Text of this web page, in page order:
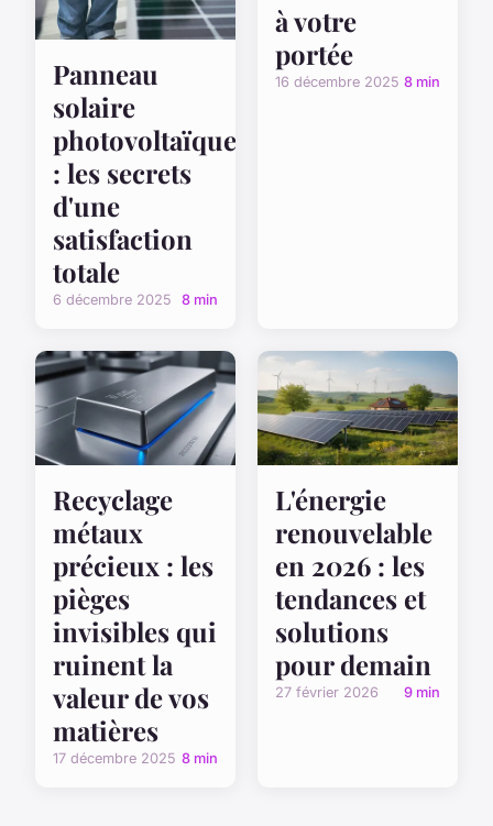
Panneau
solaire
photovoltaïque
: les secrets
d'une
satisfaction
totale
6 décembre 2025 8 min
à votre
portée
16 décembre 2025 8 min
Recyclage
métaux
précieux : les
pièges
invisibles qui
ruinent la
valeur de vos
matières
17 décembre 2025 8 min
L'énergie
renouvelable
en 2026 : les
tendances et
solutions
pour demain
27 février 2026 9 min